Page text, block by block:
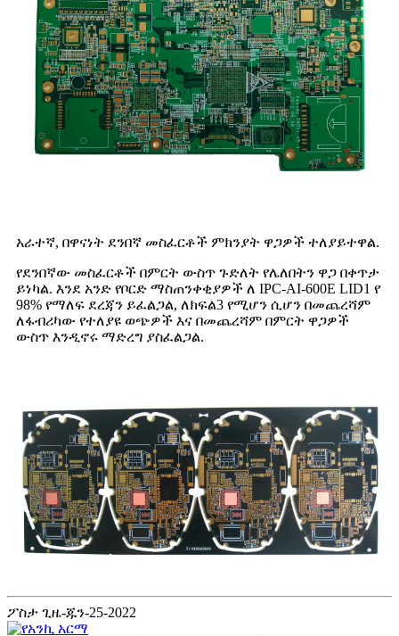
አራተኛ, በዋናነት ደንበኛ መስፈርቶች ምክንያት ዋጋዎች ተለያይተዋል.
የደንበኛው መስፈርቶች በምርት ውስጥ ጉድለት የሌለበትን ዋጋ በቀጥታ
ይነካል. እንደ አንድ የቦርድ ማስጠንቀቂያዎች ለ IPC-AI-600E LID1 የ
98% የማለፍ ደረጃን ይፈልጋል, ለክፍል3 የሚሆን ሲሆን በመጨረሻም
ለፋብሪካው የተለያዩ ወጭዎች እና በመጨረሻም በምርት ዋጋዎች
ውስጥ እንዲኖሩ ማድረግ ያስፈልጋል.
ፖስታ ጊዜ-ጁን-25-2022